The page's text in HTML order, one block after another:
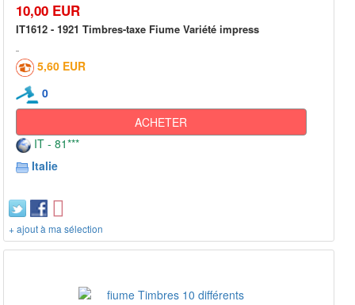
10,00 EUR
IT1612 - 1921 Timbres-taxe Fiume Variété impress
5,60 EUR
0
ACHETER
IT - 81***
Italie
+ ajout à ma sélection